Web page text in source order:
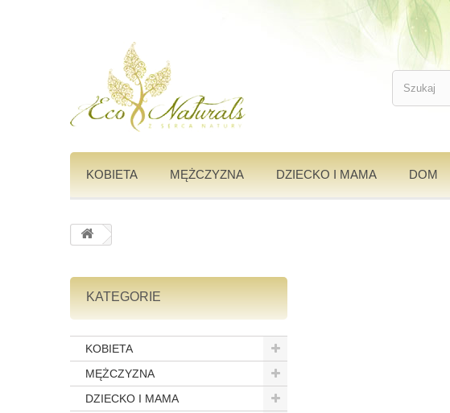
KOBIETA MĘŻCZYZNA DZIECKO I MAMA DOM
KATEGORIE
KOBIETA
MĘŻCZYZNA
DZIECKO I MAMA